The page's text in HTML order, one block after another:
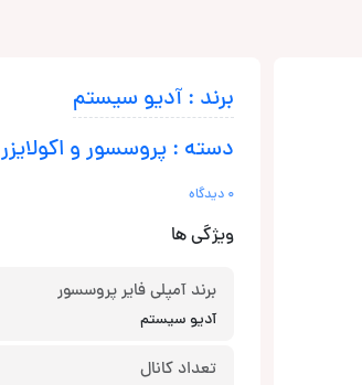
برند : آدیو سیستم
دسته : پروسسور و اکولایزر
0 دیدگاه
ویژگی ها
برند آمپلی فایر پروسسور
آدیو سیستم
تعداد کانال